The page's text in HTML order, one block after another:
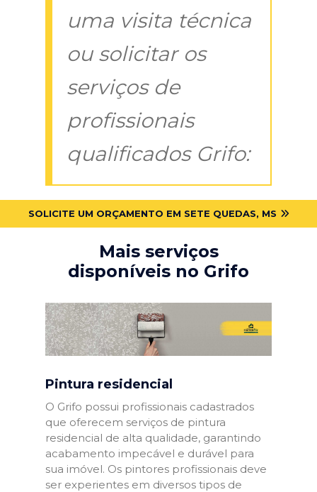
uma visita técnica
ou solicitar os
serviços de
profissionais
qualificados Grifo:
SOLICITE UM ORÇAMENTO EM SETE QUEDAS, MS
Mais serviços
disponíveis no Grifo
Pintura residencial
O Grifo possui profissionais cadastrados
que oferecem serviços de pintura
residencial de alta qualidade, garantindo
acabamento impecável e durável para
sua imóvel. Os pintores profissionais deve
ser experientes em diversos tipos de